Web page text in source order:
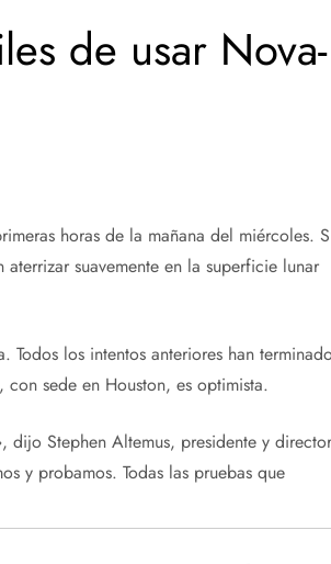
de usar Nova-
horas de la mañana del miércoles.
suavemente en la superficie lunar
Todos los intentos anteriores han
sede en Houston, es optimista.
dijo Stephen Altemus, presidente y director
y probamos. Todas las pruebas que